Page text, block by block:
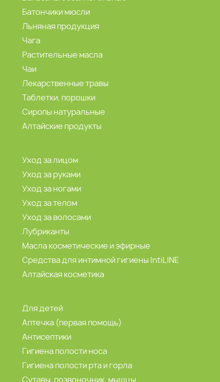
Батончики мюсли
Льняная продукция
Чага
Растительные масла
Чаи
Лекарственные травы
Таблетки, порошки
Сиропы натуральные
Алтайские продукты
Уход за лицом
Уход за руками
Уход за ногами
Уход за телом
Уход за волосами
Лубриканты
Масла косметические и эфирные
Средства для интимной гигиены IntiLINE
Алтайская косметика
Для детей
Аптечка (первая помощь)
Антисептики
Гигиена полости носа
Гигиена полости рта и горла
Сутавы, позвоночник, мышцы